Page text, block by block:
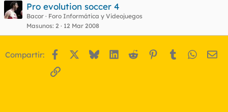
Pro evolution soccer 4
Bacor
Foro Informática y Videojuegos
Masunos 2 12 Mar 2008
Compartir: Facebook BlueskyLinkedIn
Reddit Pinterest
Tumblr
Enlace